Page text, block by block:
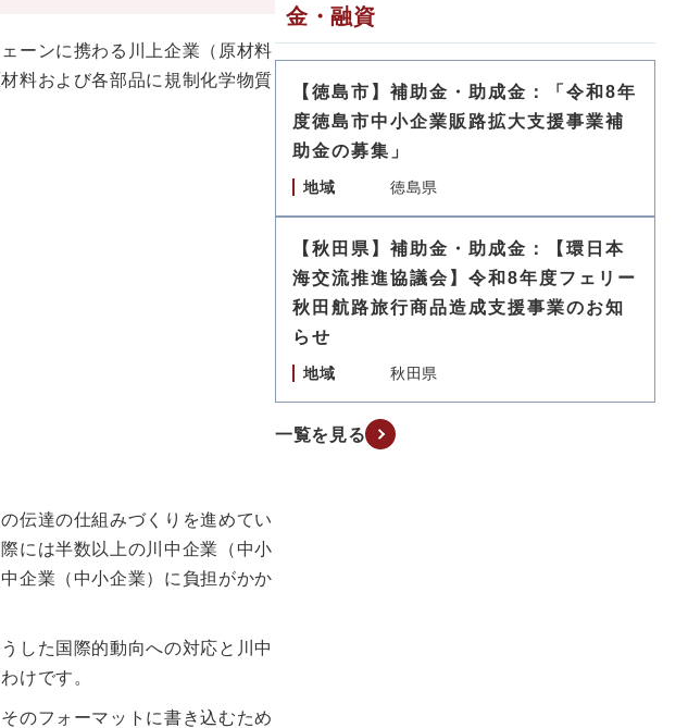
ーンに携わる川上企業（原材料
料および各部品に規制化学物質
伝達の仕組みづくりを進めてい
には半数以上の川中企業（中小
企業（中小企業）に負担がかか
した国際的動向への対応と川中
けです。
のフォーマットに書き込むため
金・融資
【徳島市】補助金・助成金：「令和8年
度徳島市中小企業販路拡大支援事業補
助金の募集」
地域 徳島県
【秋田県】補助金・助成金：【環日本
海交流推進協議会】令和8年度フェリー
秋田航路旅行商品造成支援事業のお知
らせ
地域 秋田県
一覧を見る